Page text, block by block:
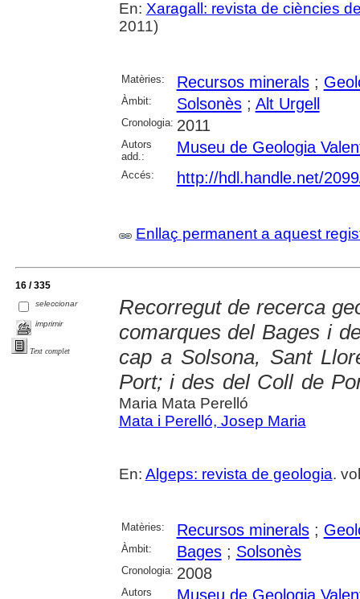
En: Xaragall: revista de ciències
2011)
Matèries: Recursos minerals;
Àmbit: Solsonès; Alt Urgell
Cronologia: 2011
Autors
add.:
Museu de Geologia
Accés: http://hdl.handle.net/
Enllaç permanent a aquest
16 / 335
seleccionar
imprimir
Text complet
Recorregut de recerca
comarques del Bages i
cap a Solsona, Sant
Port; i des del Coll de
Maria Mata Perelló
Mata i Perelló, Josep Maria
En: Algeps: revista de geologia.
Matèries: Recursos minerals;
Àmbit: Bages; Solsonès
Cronologia: 2008
Autors
Museu de Geologia